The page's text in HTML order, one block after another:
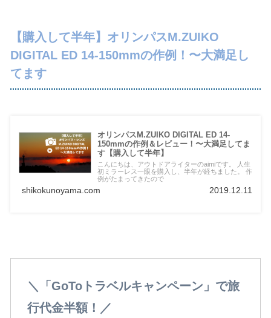
【購入して半年】オリンパスM.ZUIKO
DIGITAL ED 14-150mmの作例！〜大満足し
てます
オリンパスM.ZUIKO DIGITAL ED 14-
150mmの作例＆レビュー！〜大満足してま
す【購入して半年】
こんにちは、アウトドアライターのaimiです。 人生
初ミラーレス一眼を購入し、半年が経ちました。 作
例がたまってきたので
shikokunoyama.com 2019.12.11
＼「GoToトラベルキャンペーン」で旅
行代金半額！／